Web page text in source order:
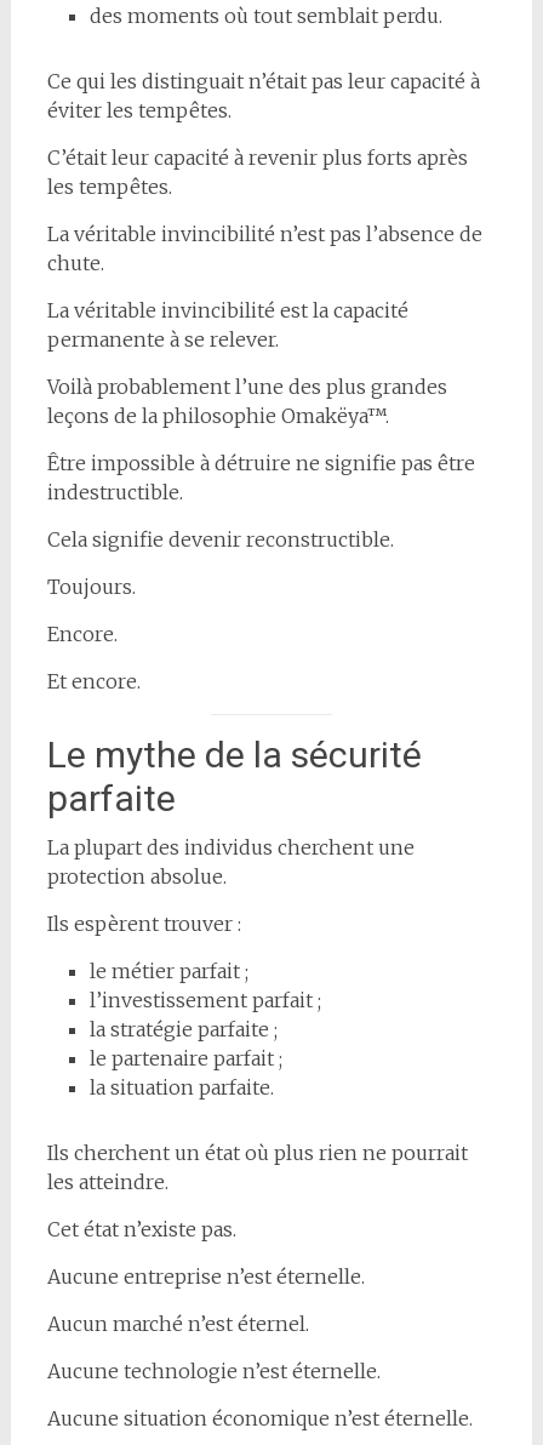
des moments où tout semblait perdu.
Ce qui les distinguait n’était pas leur capacité à
éviter les tempêtes.
C’était leur capacité à revenir plus forts après
les tempêtes.
La véritable invincibilité n’est pas l’absence de
chute.
La véritable invincibilité est la capacité
permanente à se relever.
Voilà probablement l’une des plus grandes
leçons de la philosophie Omakëya™.
Être impossible à détruire ne signifie pas être
indestructible.
Cela signifie devenir reconstructible.
Toujours.
Encore.
Et encore.
Le mythe de la sécurité
parfaite
La plupart des individus cherchent une
protection absolue.
Ils espèrent trouver :
le métier parfait ;
l’investissement parfait ;
la stratégie parfaite ;
le partenaire parfait ;
la situation parfaite.
Ils cherchent un état où plus rien ne pourrait
les atteindre.
Cet état n’existe pas.
Aucune entreprise n’est éternelle.
Aucun marché n’est éternel.
Aucune technologie n’est éternelle.
Aucune situation économique n’est éternelle.